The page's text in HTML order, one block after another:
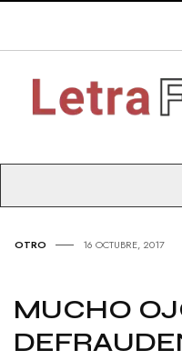
OTRO 16 OCTUBRE, 2017
MUCHO